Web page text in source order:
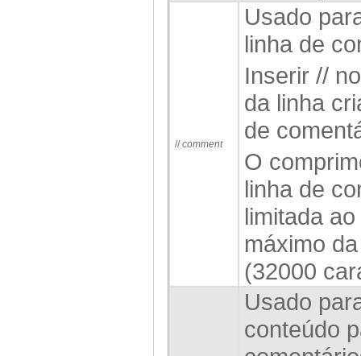
//comment
Usado
linha de
Inserir //
da linha
de
O
linha de
limitada
máximo
(32000
Usado
conteúdo